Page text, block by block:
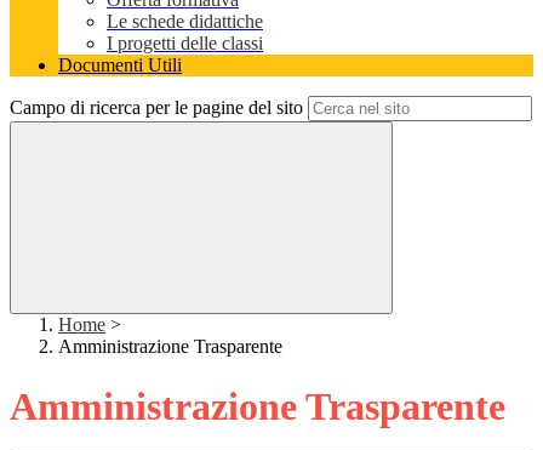
Le schede didattiche
I progetti delle classi
Documenti Utili
Campo di ricerca per le pagine del sito
Home >
Amministrazione Trasparente
Amministrazione Trasparente